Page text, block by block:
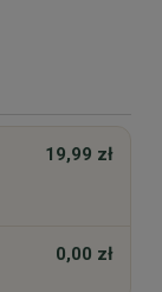
19,99 zł
0,00 zł